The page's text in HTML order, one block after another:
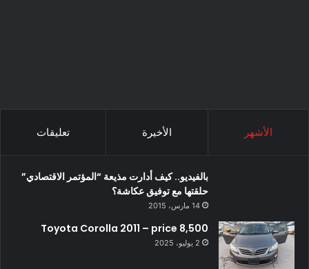
الأشهر الأخيرة تعليقات
بالفيديو.. كيف أدارت مذيعة “المؤتمر الاقتصادي”
حلقتها مع توفيق عكاشة؟
14 مارس، 2015
Toyota Corolla 2011 – price 8,500
2 يوليو، 2025